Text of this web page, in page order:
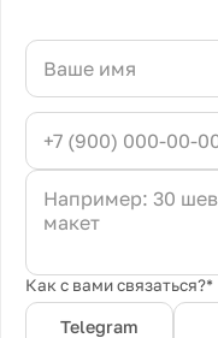
Как с вами связаться?*
Telegram